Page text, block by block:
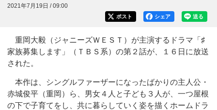
2021年7月19日 / 09:00
送る
シェア
ポスト
重岡大毅（ジャニーズＷＥＳＴ）が主演するドラマ「♯
家族募集します」（ＴＢＳ系）の第２話が、１６日に放送
された。
本作は、シングルファーザーになったばかりの主人公・
赤城俊平（重岡）ら、男女４人と子ども３人が、一つ屋根
の下で子育てをし、共に暮らしていく姿を描くホームドラ